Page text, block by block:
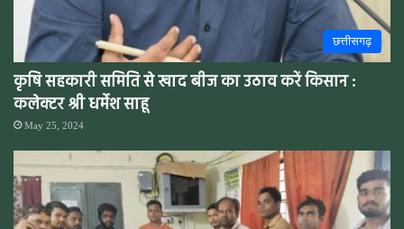
छत्तीसगढ़
कृषि सहकारी समिति से खाद बीज का उठाव करें किसान :
कलेक्टर श्री धर्मेश साहू
May 25, 2024